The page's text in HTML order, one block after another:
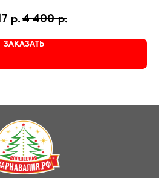
р.4 400 р.
ЗАКАЗАТЬ